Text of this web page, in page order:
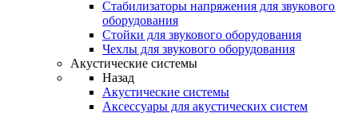
Стабилизаторы напряжения для звукового
оборудования
Стойки для звукового оборудования
Чехлы для звукового оборудования
Акустические системы
Назад
Акустические системы
Аксессуары для акустических систем